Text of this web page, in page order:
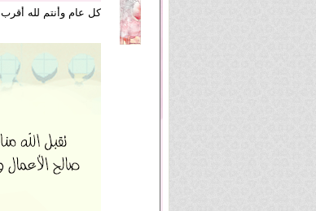
كل عام وأنتم لله أقرب